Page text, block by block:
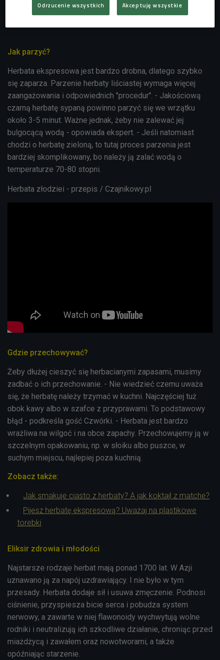
Jak parzyć?
Herbata ekspresowa jest bardzo drobna, dlatego szybko
się zaparza. Parzenie herbaty liściastej wymaga więcej
zaangażowania i odpowiednich "procedur". - Jakościową
czarną herbatę sypaną powinno parzyć się we wrzątku
około 3-5 minut. Ważne jednak, żeby nie zalewać jej
bulgocącą wodą - opowiada ekspert. - Jeśli natomiast
chodzi o herbatę zieloną, to tutaj proces parzenia jest
bardziej skomplikowany, bo należy ją zalać wodą o
temperaturze 70-80 stopni.
Herbata złodziei - przepis / Czajnikowy.pl
Gdzie przechowywać?
Żeby dłużej cieszyć się herbacianymi zapasami, musimy
zadbać o ich przechowanie. - Nie wiedzieć czemu uważa
się, że herbatę należy trzymać w kuchni. Najczęściej tuż
obok kawy albo w szafce z przyprawami. To podstawowy
błąd - podkreśla gość Czwórki. - Herbata jest bardzo
wrażliwa na wilgoć i na obce zapachy. Przechowujemy ją w
szczelnym opakowaniu, np. w słoiku albo puszce, w
suchym miejscu, najlepiej poza kuchnią.
Zobacz także:
Jak smakuje ciasto z herbaty? A jak koktajl z matche?
Pijesz herbatę ekspresową? Uważaj na plastikowe
torebki
Eliksir zdrowia i młodości
Najstarsze rodzaje herbat mają ponad 1700 lat. W Azji
uznawano ją za napój uzdrawiający. I nie było w tym
przesady. Herbata dodaje sił i usuwa zmęczenie. Podnosi
ciśnienie, przyspiesza bicie serca i pobudza system
nerwowy, a zawarte w niej flawonoidy wychwytują wolne
rodniki i neutralizują ich szkodliwe działanie, chroniąc przed
miażdżycą i zawałem oraz nowotworami, a także
opóźniając starzenie.
Odrzucenie wszystkich Akceptuję wszystkie